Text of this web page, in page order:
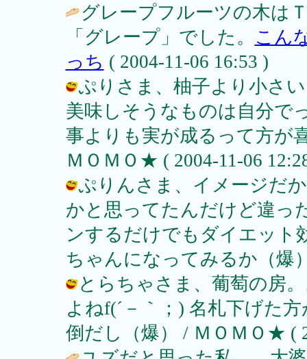
グレープフルーツの木は
「グレープ」でした。
こん
っち ( 2004-11-06 16:53 )
ぷりさま、柚子より小さ
美味しそうなものは自分で
事よりも実が成るって方が
ＭＯＭＯ★ ( 2004-11-06
ぷりんさま、イメージだ
かと思ってたんだけど違っ
ンするだけでもダイエット
ちゃんになってみるか（爆
とらちゃさま、葡萄の房
よねf(´－｀；) 名札下げた
倒だし（爆） / ＭＯＭＯ★ (